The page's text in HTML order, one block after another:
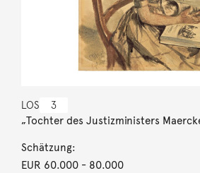
LOS 3
„Tochter des Justizministers
Schätzung:
EUR 60.000- 80.000